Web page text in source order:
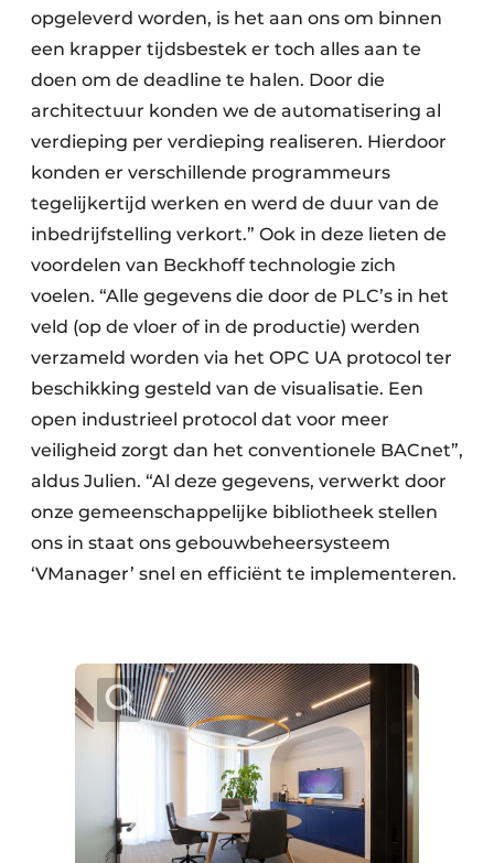
opgeleverd worden, is het aan ons om binnen
een krapper tijdsbestek er toch alles aan te
doen om de deadline te halen. Door die
architectuur konden we de automatisering al
verdieping per verdieping realiseren. Hierdoor
konden er verschillende programmeurs
tegelijkertijd werken en werd de duur van de
inbedrijfstelling verkort.” Ook in deze lieten de
voordelen van Beckhoff technologie zich
voelen. “Alle gegevens die door de PLC’s in het
veld (op de vloer of in de productie) werden
verzameld worden via het OPC UA protocol ter
beschikking gesteld van de visualisatie. Een
open industrieel protocol dat voor meer
veiligheid zorgt dan het conventionele BACnet”,
aldus Julien. “Al deze gegevens, verwerkt door
onze gemeenschappelijke bibliotheek stellen
ons in staat ons gebouwbeheersysteem
‘VManager’ snel en efficiënt te implementeren.